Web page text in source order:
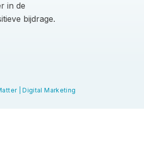
in de
bijdrage.
| Digital Marketing